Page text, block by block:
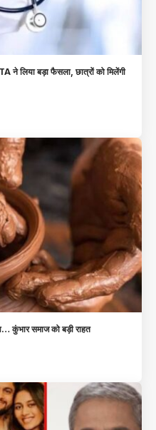
ने लिया बड़ा फैसला, छात्रों को मिलेंगी
कुंभार समाज को बड़ी राहत